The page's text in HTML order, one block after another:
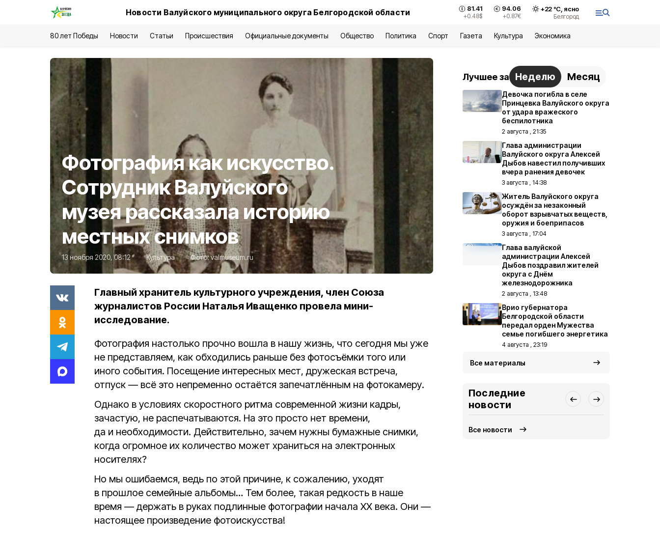
Новости Валуйского муниципального округа Белгородской области 81.41
+0.48$
94.06
+0.87€
+22°С, ясно
Белгород
80 лет Победы Новости Статьи Происшествия Официальные документы Общество Политика Спорт Газета Культура Экономика
Фотография как искусство.
Сотрудник Валуйского
музея рассказала историю
местных снимков
13 ноября 2020, 08:12 Культура Фото:valmuseum.ru
Главный хранитель культурного учреждения, член Союза
журналистов России Наталья Иващенко провела мини-
исследование.
Фотография настолько прочно вошла в нашу жизнь, что сегодня мы уже
не представляем, как обходились раньше без фотосъёмки того или
иного события. Посещение интересных мест, дружеская встреча,
отпуск — всё это непременно остаётся запечатлённым на фотокамеру.
Однако в условиях скоростного ритма современной жизни кадры,
зачастую, не распечатываются. На это просто нет времени,
да и необходимости. Действительно, зачем нужны бумажные снимки,
когда огромное их количество может храниться на электронных
носителях?
Но мы ошибаемся, ведь по этой причине, к сожалению, уходят
в прошлое семейные альбомы… Тем более, такая редкость в наше
время — держать в руках подлинные фотографии начала ХХ века. Они —
настоящее произведение фотоискусства!
Лучшее за Неделю Месяц
Девочка погибла в селе
Принцевка Валуйского округа
от удара вражеского
беспилотника
2 августа , 21:35
Глава администрации
Валуйского округа Алексей
Дыбов навестил получивших
вчера ранения девочек
3 августа , 14:38
Житель Валуйского округа
осуждён за незаконный
оборот взрывчатых веществ,
оружия и боеприпасов
3 августа , 17:04
Глава валуйской
администрации Алексей
Дыбов поздравил жителей
округа с Днём
железнодорожника
2 августа , 13:48
Врио губернатора
Белгородской области
передал орден Мужества
семье погибшего энергетика
4 августа , 23:19
Все материалы
Последние
новости
Все новости